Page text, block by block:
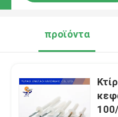
προϊόντα